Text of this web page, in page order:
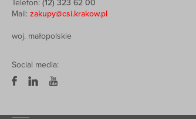
Telefon: (12) 323 62 00
Mail: zakupy@csi.krakow.pl
woj. małopolskie
Social media: